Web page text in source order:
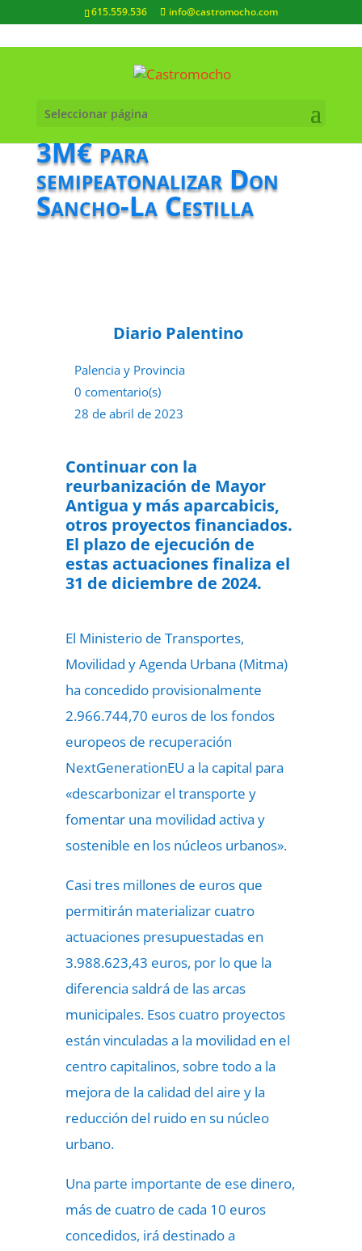
615.559.536 info@castromocho.com
Seleccionar página
3M€ para
semipeatonalizar Don
Sancho-La Cestilla
Diario Palentino
Palencia y Provincia
0 comentario(s)
28 de abril de 2023
Continuar con la
reurbanización de Mayor
Antigua y más aparcabicis,
otros proyectos financiados.
El plazo de ejecución de
estas actuaciones finaliza el
31 de diciembre de 2024.
El Ministerio de Transportes,
Movilidad y Agenda Urbana (Mitma)
ha concedido provisionalmente
2.966.744,70 euros de los fondos
europeos de recuperación
NextGenerationEU a la capital para
«descarbonizar el transporte y
fomentar una movilidad activa y
sostenible en los núcleos urbanos».
Casi tres millones de euros que
permitirán materializar cuatro
actuaciones presupuestadas en
3.988.623,43 euros, por lo que la
diferencia saldrá de las arcas
municipales. Esos cuatro proyectos
están vinculadas a la movilidad en el
centro capitalinos, sobre todo a la
mejora de la calidad del aire y la
reducción del ruido en su núcleo
urbano.
Una parte importante de ese dinero,
más de cuatro de cada 10 euros
concedidos, irá destinado a